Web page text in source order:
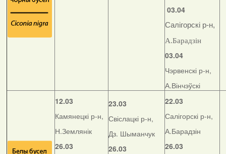
03.04
Салігорскі р-н,
А.Барадзін
03.04
Чэрвенскі р-н,
А.Вінчэўскі
12.03
Камянецкі р-н,
Н.Землянік
26.03
23.03
Свіслацкі р-н,
Дз. Шыманчук
26.03
22.03
Салігорскі р-н,
А.Барадзін
26.03